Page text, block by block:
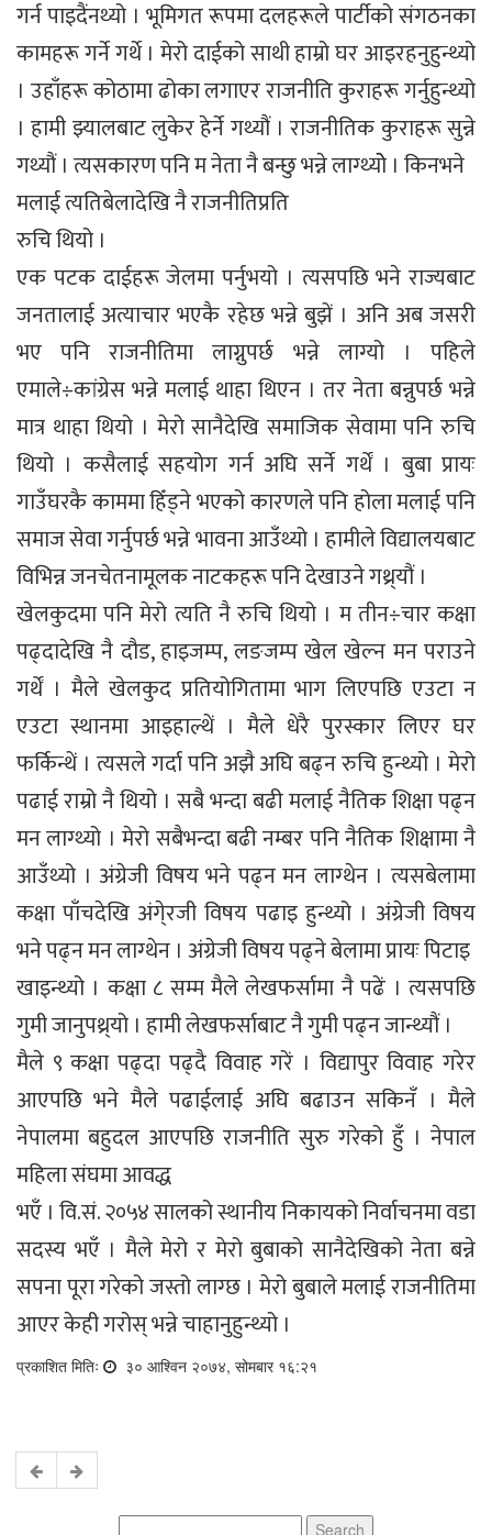
गर्न पाइदैंनथ्यो । भूमिगत रूपमा दलहरूले पार्टीको संगठनका
कामहरू गर्ने गर्थे । मेरो दाईको साथी हाम्रो घर आइरहनुहुन्थ्यो
। उहाँहरू कोठामा ढोका लगाएर राजनीति कुराहरू गर्नुहुन्थ्यो
। हामी झ्यालबाट लुकेर हेर्ने गथ्यौं । राजनीतिक कुराहरू सुन्ने
गथ्यौं । त्यसकारण पनि म नेता नै बन्छु भन्ने लाग्थ्योे । किनभने
मलाई त्यतिबेलादेखि नै राजनीतिप्रति
रुचि थियो ।
एक पटक दाईहरू जेलमा पर्नुभयो । त्यसपछि भने राज्यबाट
जनतालाई अत्याचार भएकै रहेछ भन्ने बुझें । अनि अब जसरी
भए पनि राजनीतिमा लाग्नुपर्छ भन्ने लाग्यो । पहिले
एमाले÷कांग्रेस भन्ने मलाई थाहा थिएन । तर नेता बन्नुपर्छ भन्ने
मात्र थाहा थियो । मेरो सानैदेखि समाजिक सेवामा पनि रुचि
थियो । कसैलाई सहयोग गर्न अघि सर्ने गर्थें । बुबा प्रायः
गाउँघरकै काममा हिँड्ने भएको कारणले पनि होला मलाई पनि
समाज सेवा गर्नुपर्छ भन्ने भावना आउँथ्यो । हामीले विद्यालयबाट
विभिन्न जनचेतनामूलक नाटकहरू पनि देखाउने गथ्र्यौं ।
खेलकुदमा पनि मेरो त्यति नै रुचि थियो । म तीन÷चार कक्षा
पढ्दादेखि नै दौड, हाइजम्प, लङजम्प खेल खेल्न मन पराउने
गर्थें । मैले खेलकुद प्रतियोगितामा भाग लिएपछि एउटा न
एउटा स्थानमा आइहाल्थें । मैले धेरै पुरस्कार लिएर घर
फर्किन्थें । त्यसले गर्दा पनि अझै अघि बढ्न रुचि हुन्थ्यो । मेरो
पढाई राम्रो नै थियो । सबै भन्दा बढी मलाई नैतिक शिक्षा पढ्न
मन लाग्थ्यो । मेरो सबैभन्दा बढी नम्बर पनि नैतिक शिक्षामा नै
आउँथ्यो । अंग्रेजी विषय भने पढ्न मन लाग्थेन । त्यसबेलामा
कक्षा पाँचदेखि अंगे्रजी विषय पढाइ हुन्थ्यो । अंग्रेजी विषय
भने पढ्न मन लाग्थेन । अंग्रेजी विषय पढ्ने बेलामा प्रायः पिटाइ
खाइन्थ्यो । कक्षा ८ सम्म मैले लेखफर्सामा नै पढें । त्यसपछि
गुमी जानुपथ्र्यो । हामी लेखफर्साबाट नै गुमी पढ्न जान्थ्यौं ।
मैले ९ कक्षा पढ्दा पढ्दै विवाह गरें । विद्यापुर विवाह गरेर
आएपछि भने मैले पढाईलाई अघि बढाउन सकिनँ । मैले
नेपालमा बहुदल आएपछि राजनीति सुरु गरेको हुँ । नेपाल
महिला संघमा आवद्ध
भएँ । वि.सं. २०५४ सालको स्थानीय निकायको निर्वाचनमा वडा
सदस्य भएँ । मैले मेरो र मेरो बुबाको सानैदेखिको नेता बन्ने
सपना पूरा गरेको जस्तो लाग्छ । मेरो बुबाले मलाई राजनीतिमा
आएर केही गरोस् भन्ने चाहानुहुन्थ्यो ।
प्रकाशित मितिः ३० आश्विन २०७४, सोमबार १६:२१